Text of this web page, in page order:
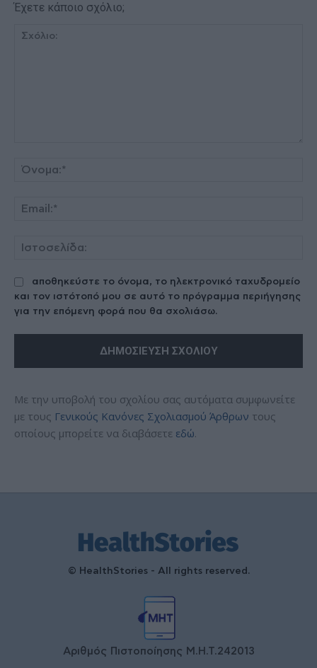
Έχετε κάποιο σχόλιο;
αποθηκεύστε το όνομα, το ηλεκτρονικό ταχυδρομείο
και τον ιστότοπό μου σε αυτό το πρόγραμμα περιήγησης
για την επόμενη φορά που θα σχολιάσω.
Με την υποβολή του σχολίου σας αυτόματα συμφωνείτε
με τους Γενικούς Κανόνες Σχολιασμού Άρθρων τους
οποίους μπορείτε να διαβάσετε εδώ.
© HealthStories - All rights reserved.
Αριθμός Πιστοποίησης Μ.Η.Τ.242013